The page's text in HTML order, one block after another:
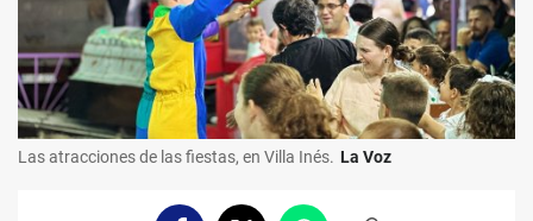
Las atracciones de las fiestas, en Villa Inés. La Voz